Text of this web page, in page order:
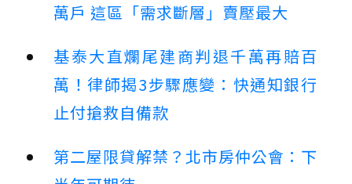
萬戶 這區「需求斷層」賣壓最大
基泰大直爛尾建商判退千萬再賠百
萬！律師揭3步驟應變：快通知銀行
止付搶救自備款
第二屋限貸解禁？北市房仲公會：下